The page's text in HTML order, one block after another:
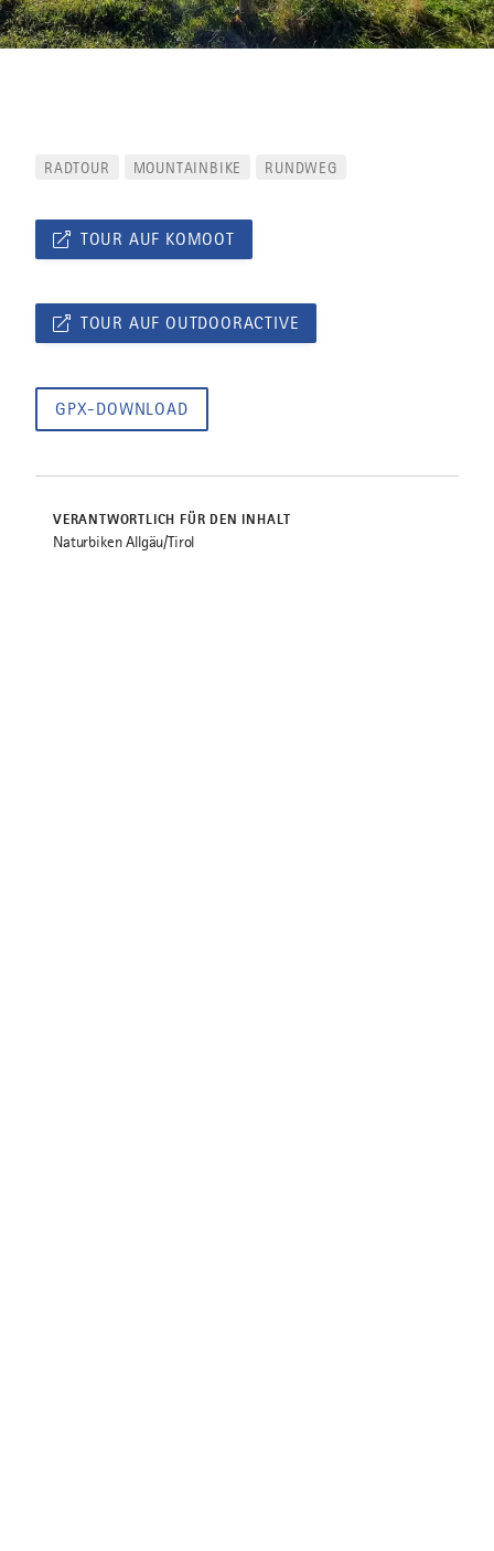
RADTOUR MOUNTAINBIKE RUNDWEG
TOUR AUF KOMOOT
TOUR AUF OUTDOORACTIVE
GPX-DOWNLOAD
VERANTWORTLICH FÜR DEN INHALT
Naturbiken Allgäu/Tirol